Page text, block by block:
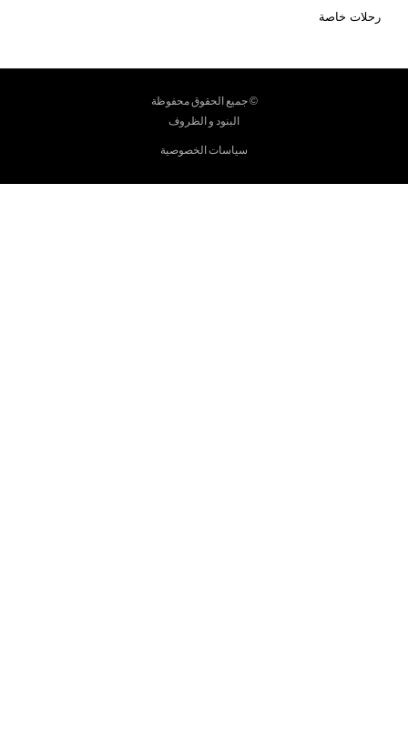
رحلات خاصة
© جميع الحقوق محفوظة
البنود و الظروف
سياسات الخصوصية